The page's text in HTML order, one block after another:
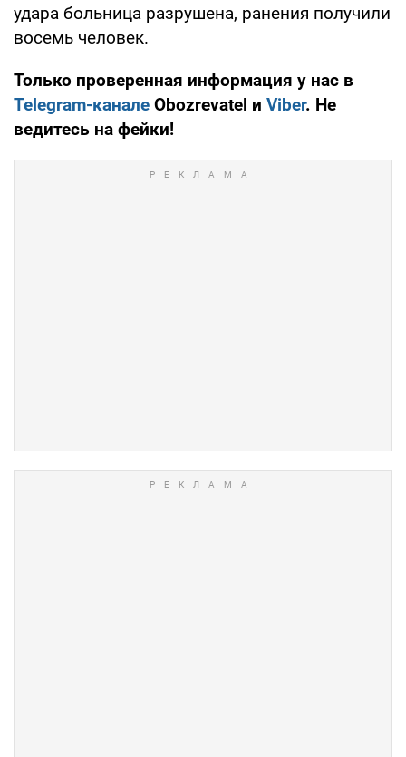
удара больница разрушена, ранения получили
восемь человек.
Только проверенная информация у нас в
Telegram-канале Obozrevatel и Viber. Не
ведитесь на фейки!